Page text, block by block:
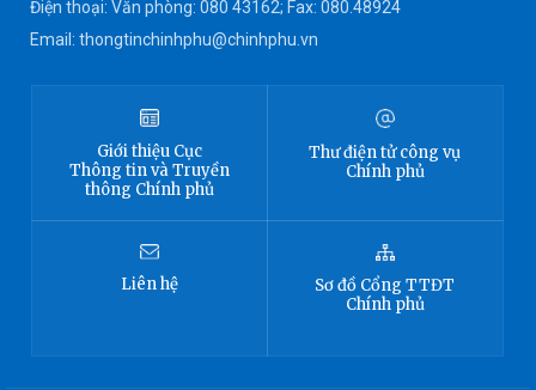
Điện thoại: Văn phòng: 080 43162; Fax: 080.48924
Email: thongtinchinhphu@chinhphu.vn
Giới thiệu Cục
Thông tinvà Truyền
thông Chính phủ
Thư điện tử công vụ
Chính phủ
Liên hệ Sơ đồ Cổng TTĐT
Chính phủ